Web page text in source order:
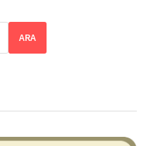
ARA